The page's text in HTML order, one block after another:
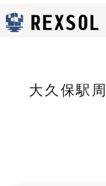
高級賃貸レク
ソル
大久保駅